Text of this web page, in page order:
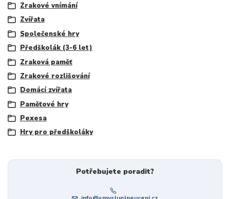
Zrakové vnímání
Zvířata
Společenské hry
Předškolák (3-6 let)
Zraková paměť
Zrakové rozlišování
Domácí zvířata
Paměťové hry
Pexesa
Hry pro předškoláky
Potřebujete poradit?